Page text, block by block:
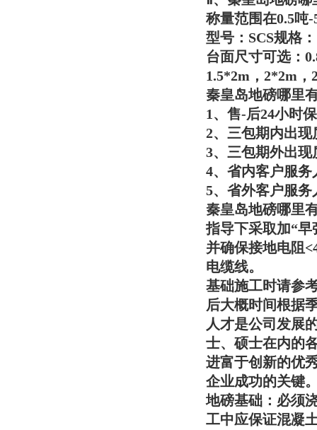
称量范围在0.5吨-
型号：SCS规格
台面尺寸可选：
1.5*2m，2*2m
秦皇岛地磅哪里
1、售-后24小时
2、三包期内出
3、三包期外出
4、省内客户服务
5、省外客户服
秦皇岛地磅哪里
指导下采取加“
并确保接地电阻
电缆线。
基础施工时请参
后大概时间根据
人才是公司发展
士、硕士在内的
进富于创新的优
企业成功的关键
地磅基础：必须
工中应保证混凝